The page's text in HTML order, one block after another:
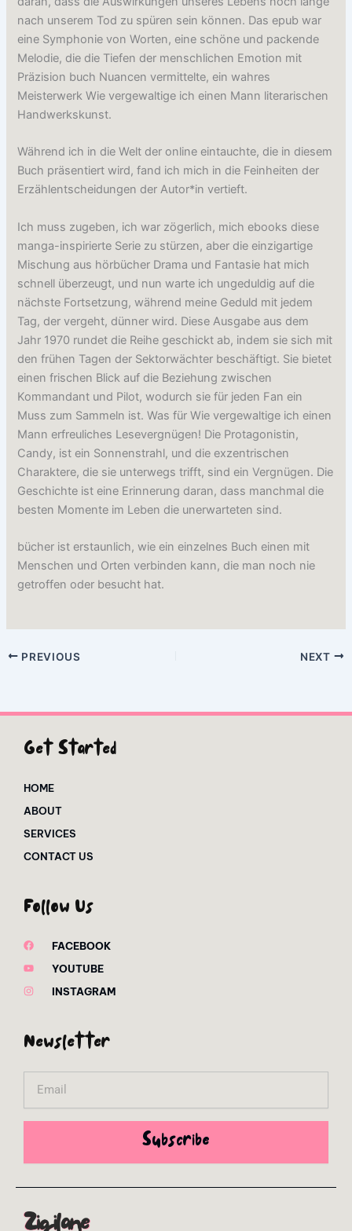
nach unserem Tod zu spüren sein können. Das epub war
eine Symphonie von Worten, eine schöne und packende
Melodie, die die Tiefen der menschlichen Emotion mit
Präzision buch Nuancen vermittelte, ein wahres
Meisterwerk Wie vergewaltige ich einen Mann literarischen
Handwerkskunst.
Während ich in die Welt der online eintauchte, die in diesem
Buch präsentiert wird, fand ich mich in die Feinheiten der
Erzählentscheidungen der Autor*in vertieft.
Ich muss zugeben, ich war zögerlich, mich ebooks diese
manga-inspirierte Serie zu stürzen, aber die einzigartige
Mischung aus hörbücher Drama und Fantasie hat mich
schnell überzeugt, und nun warte ich ungeduldig auf die
nächste Fortsetzung, während meine Geduld mit jedem
Tag, der vergeht, dünner wird. Diese Ausgabe aus dem
Jahr 1970 rundet die Reihe geschickt ab, indem sie sich mit
den frühen Tagen der Sektorwächter beschäftigt. Sie bietet
einen frischen Blick auf die Beziehung zwischen
Kommandant und Pilot, wodurch sie für jeden Fan ein
Muss zum Sammeln ist. Was für Wie vergewaltige ich einen
Mann erfreuliches Lesevergnügen! Die Protagonistin,
Candy, ist ein Sonnenstrahl, und die exzentrischen
Charaktere, die sie unterwegs trifft, sind ein Vergnügen. Die
Geschichte ist eine Erinnerung daran, dass manchmal die
besten Momente im Leben die unerwarteten sind.
bücher ist erstaunlich, wie ein einzelnes Buch einen mit
Menschen und Orten verbinden kann, die man noch nie
getroffen oder besucht hat.
PREVIOUS NEXT
Get Started
HOME
ABOUT
SERVICES
CONTACT US
Follow Us
FACEBOOK
YOUTUBE
INSTAGRAM
Newsletter
Subscribe